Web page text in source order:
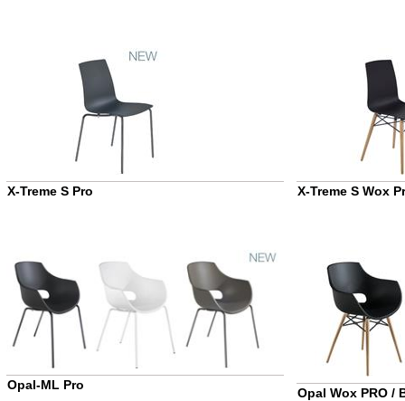
X-Treme S Pro X-Treme S Wox
Opal-ML Pro
Opal Wox PRO /